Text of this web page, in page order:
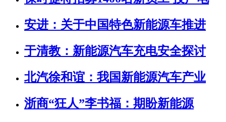
安进：关于中国特色新能源车推进
于清教：新能源汽车充电安全探讨
北汽徐和谊：我国新能源汽车产业
浙商“狂人”李书福：期盼新能源